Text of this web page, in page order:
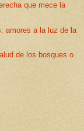
que mece la
amores a la luz de la
de los bosques o